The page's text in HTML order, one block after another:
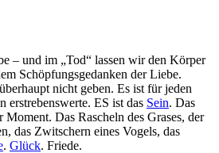
– und im „Tod“ lassen wir den Körper
Schöpfungsgedanken der Liebe.
nicht geben. Es ist für jeden
erstrebenswerte. ES ist das Sein. Das
Das Rascheln des Grases, der
das Zwitschern eines Vogels, das
. Glück. Friede.